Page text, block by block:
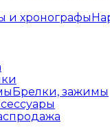
Брелки, зажимы